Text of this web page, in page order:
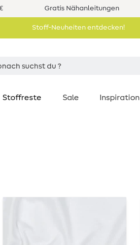
Gratis Nähanleitungen
Stoff-Neuheiten entdecken!
Stoffreste Sale Inspiration